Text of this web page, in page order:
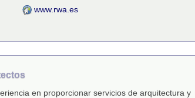
www.rwa.es
en proporcionar servicios de arquitectura y